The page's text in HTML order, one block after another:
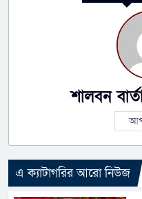
শালবন
এ ক্যাটাগরির আরো নিউজ